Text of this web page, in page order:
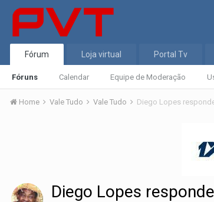
Fórum
Fóruns Calendar Equipe de Moderação
Loja virtual Portal Tv
Home Vale Tudo Vale Tudo Diego Lopes
Diego Lopes